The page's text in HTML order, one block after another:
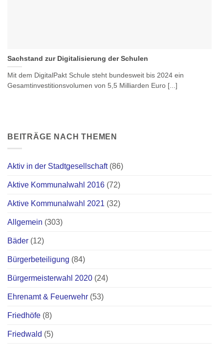
Sachstand zur Digitalisierung der Schulen
Mit dem DigitalPakt Schule steht bundesweit bis 2024 ein
Gesamtinvestitionsvolumen von 5,5 Milliarden Euro [...]
BEITRÄGE NACH THEMEN
Aktiv in der Stadtgesellschaft(86)
Aktive Kommunalwahl 2016 (72)
Aktive Kommunalwahl 2021 (32)
Allgemein (303)
Bäder (12)
Bürgerbeteiligung (84)
Bürgermeisterwahl 2020 (24)
Ehrenamt & Feuerwehr (53)
Friedhöfe (8)
Friedwald (5)